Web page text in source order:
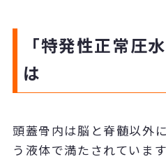
「特発性正常圧
は
頭蓋骨内は脳と脊髄以外
う液体で満たされていま